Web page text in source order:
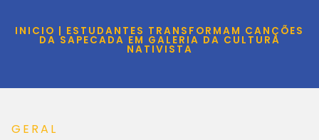
INICIO | ESTUDANTES TRANSFORMAM CANÇÕES
DA SAPECADA EM GALERIA DA CULTURA
NATIVISTA
GERAL